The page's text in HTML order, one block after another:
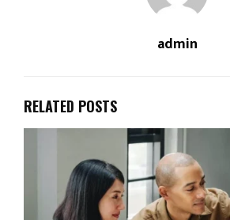
admin
RELATED POSTS